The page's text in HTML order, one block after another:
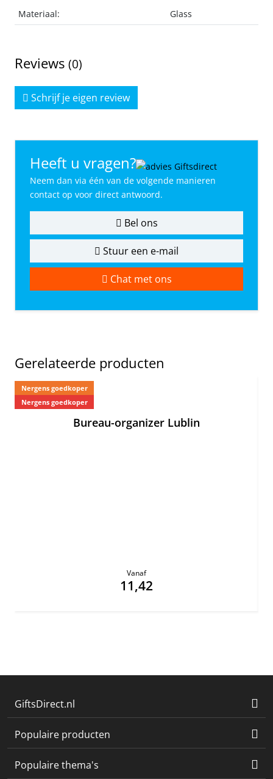
Materiaal: Glass
Reviews (0)
Schrijf je eigen review
Heeft u vragen?
Neem dan via één van de volgende manieren
contact op voor direct antwoord.
Bel ons
Stuur een e-mail
Chat met ons
Gerelateerde producten
Nergens goedkoper
Nergens goedkoper
Bureau-organizer Lublin
Vanaf
11,42
GiftsDirect.nl
Populaire producten
Populaire thema's